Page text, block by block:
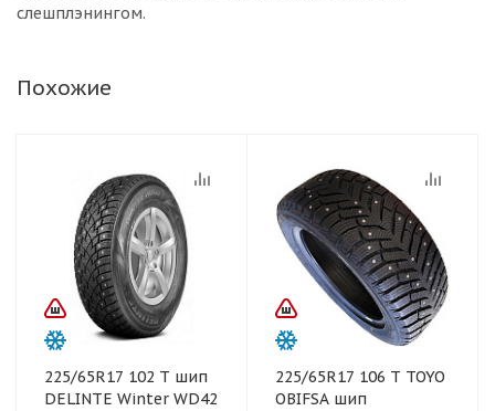
слешплэнингом.
Похожие
225/65R17 102 T шип
DELINTE Winter WD42
225/65R17 106 T TOYO
OBIFSA шип